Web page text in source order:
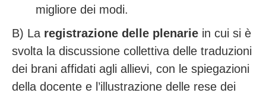
migliore dei modi.
B) La registrazione delle plenarie in cui si è
svolta la discussione collettiva delle traduzioni
dei brani affidati agli allievi, con le spiegazioni
della docente e l’illustrazione delle rese dei